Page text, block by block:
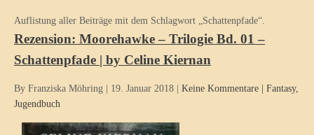
Auflistung aller Beiträge mit dem Schlagwort „Schattenpfade“.
Rezension: Moorehawke – Trilogie Bd. 01 –
Schattenpfade | by Celine Kiernan
By Franziska Möhring 19. Januar 2018 Keine Kommentare Fantasy,
Jugendbuch